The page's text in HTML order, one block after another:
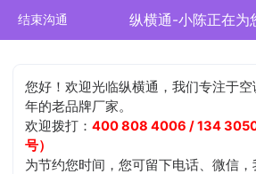
结束沟通 纵横通-小陈正在为
您好！欢迎光临纵横通，我们专注于
年的老品牌厂家。
欢迎拨打：400 808 4006 / 134
号）
为节约您时间，您可留下电话、微信，